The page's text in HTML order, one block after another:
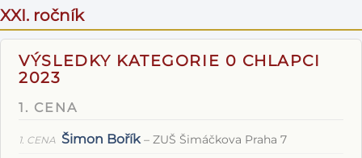
XXI. ročník
VÝSLEDKY KATEGORIE 0 CHLAPCI
2023
1. CENA
1. CENA Šimon Bořík – ZUŠ Šimáčkova Praha 7